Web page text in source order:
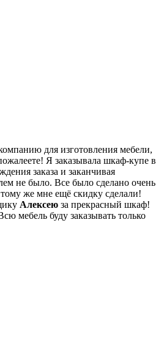
для изготовления мебели,
Я заказывала шкаф-купе в
заказа и заканчивая
не было. Все было сделано очень
же мне ещё скидку сделали!
Алексею за прекрасный шкаф!
мебель буду заказывать только